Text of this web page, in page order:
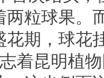
两粒球果。
花期，球花
着昆明植